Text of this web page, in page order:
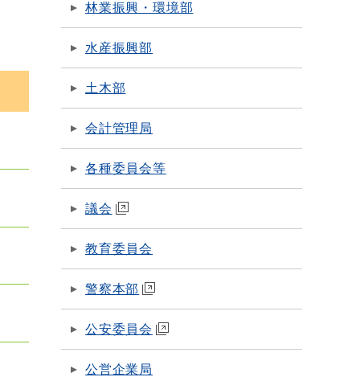
林業振興・環境部
水産振興部
土木部
会計管理局
各種委員会等
議会
教育委員会
警察本部
公安委員会
公営企業局